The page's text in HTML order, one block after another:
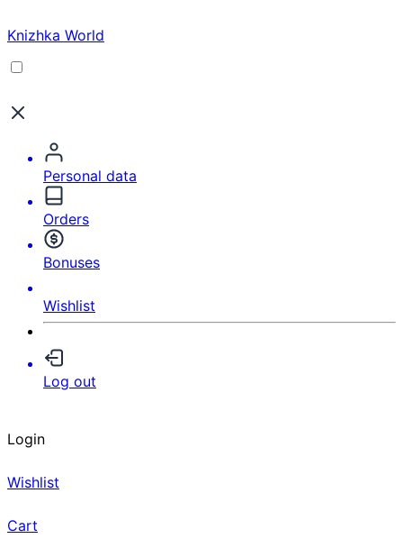
Knizhka World
Personal data
Orders
Bonuses
Wishlist
Log out
Login
Wishlist
Cart